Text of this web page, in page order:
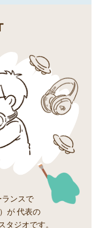
ランスで
が 代表の
タジオです。